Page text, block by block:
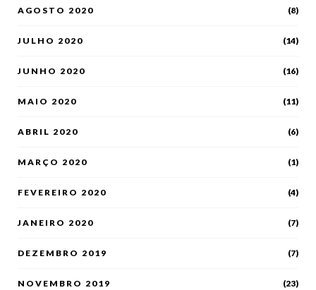
AGOSTO 2020 (8)
JULHO 2020 (14)
JUNHO 2020 (16)
MAIO 2020 (11)
ABRIL 2020 (6)
MARÇO 2020 (1)
FEVEREIRO 2020 (4)
JANEIRO 2020 (7)
DEZEMBRO 2019 (7)
NOVEMBRO 2019 (23)